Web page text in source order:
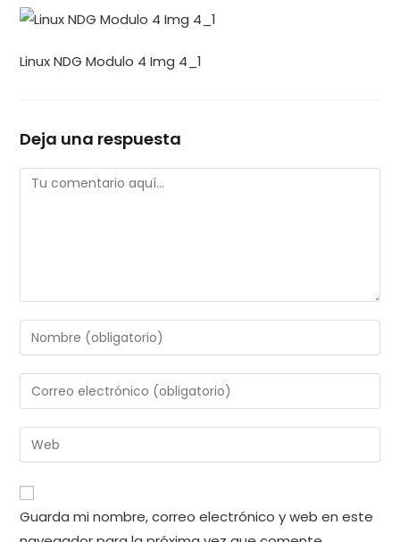
Linux NDG Modulo 4 Img 4_1
Deja una respuesta
Comentario
Introduce
tu
nombre
de
usuario
para
comentar
Introduce
tu
dirección
de
electrónico
para
Introduce
la
URL
de
tu
Guarda mi nombre, correo electrónico y web en este